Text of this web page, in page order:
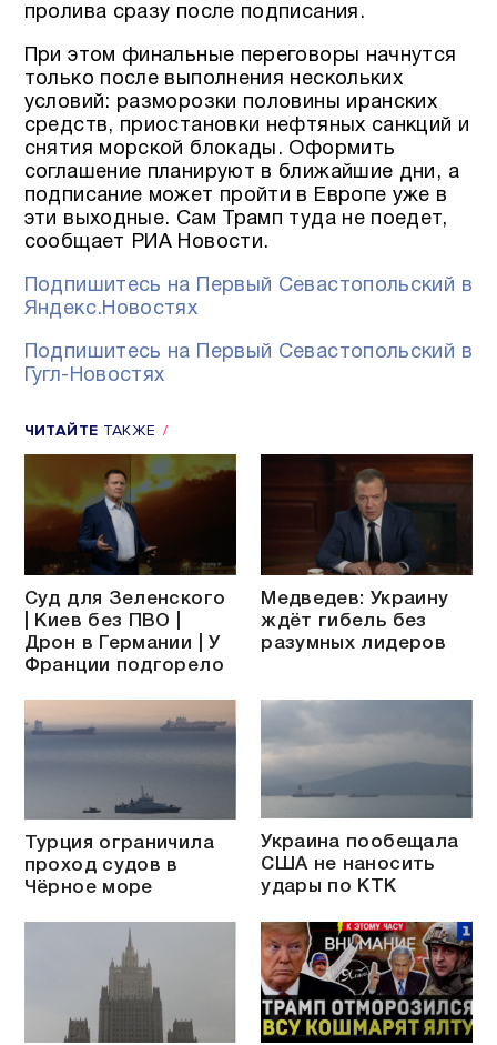
пролива сразу после подписания.
При этом финальные переговоры начнутся
только после выполнения нескольких
условий: разморозки половины иранских
средств, приостановки нефтяных санкций и
снятия морской блокады. Оформить
соглашение планируют в ближайшие дни, а
подписание может пройти в Европе уже в
эти выходные. Сам Трамп туда не поедет,
сообщает РИА Новости.
Подпишитесь на Первый Севастопольский в
Яндекс.Новостях
Подпишитесь на Первый Севастопольский в
Гугл-Новостях
ЧИТАЙТЕ ТАКЖЕ
Суд для Зеленского
| Киев без ПВО |
Дрон в Германии | У
Франции подгорело
Медведев: Украину
ждёт гибель без
разумных лидеров
Турция ограничила
проход судов в
Чёрное море
Украина пообещала
США не наносить
удары по КТК